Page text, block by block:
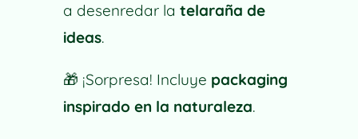
a desenredar la telaraña de
ideas.
🎁 ¡Sorpresa! Incluye packaging
inspirado en la naturaleza.